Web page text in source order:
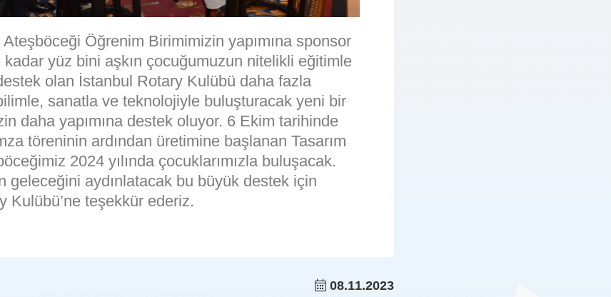
Ateşböceği Öğrenim Birimimizin yapımına sponsor
yüz bini aşkın çocuğumuzun nitelikli eğitimle
olan İstanbul Rotary Kulübü daha fazla
sanatla ve teknolojiyle buluşturacak yeni bir
daha yapımına destek oluyor. 6 Ekim tarihinde
töreninin ardından üretimine başlanan Tasarım
2024 yılında çocuklarımızla buluşacak.
geleceğini aydınlatacak bu büyük destek için
Kulübü’ne teşekkür ederiz.
08.11.2023